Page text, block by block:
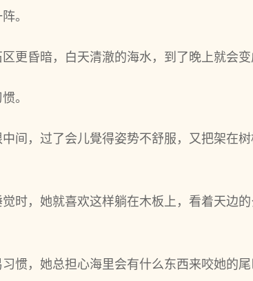
。
更昏暗，白‌天清澈的海水，到了晚上就会变
。
间，过了会儿覺得姿势不舒服，又把架在
时，她就喜欢这样躺在木板上，看着天边
惯，她总担心海里会有什么东西来咬她的尾